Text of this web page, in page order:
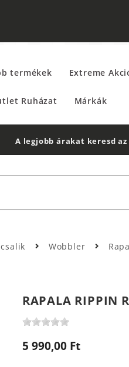
termékek Extreme
Ruházat Márkák
A legjobb árakat keresd az
Wobbler
RAPALA RIPPIN
5 990,00 Ft